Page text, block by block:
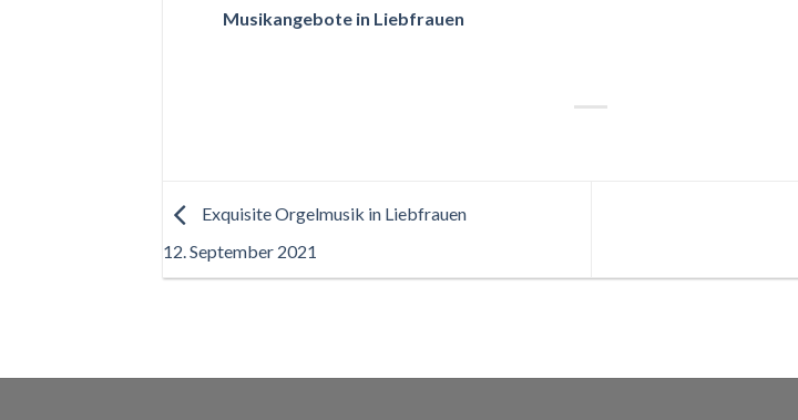
Musikangebote in Liebfrauen
Exquisite Orgelmusik in Liebfrauen
12. September 2021